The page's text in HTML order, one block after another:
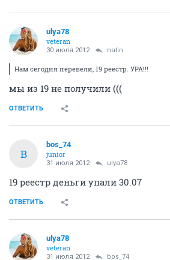
ulya78
veteran
30 июля 2012 natin
Нам сегодня перевели, 19 реестр. УРА!!!
мы из 19 не получили (((
ОТВЕТИТЬ
B
bos_74
junior
31 июля 2012 ulya78
19 реестр деньги упали 30.07
ОТВЕТИТЬ
ulya78
veteran
31 июля 2012 bos_74